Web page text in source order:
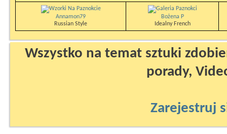
Annamon79
Russian Style
Bożena P
Idealny French
Wszystko na temat sztuki
porady,
Zarejestruj